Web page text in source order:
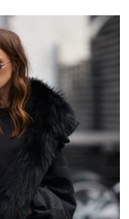
что придает пальто
куртки плотная и
мех енота, который
Шерсть длинная и
еще больше
на подкладке из
и тканью отлично
от ветра.
еще больше
Имеется глубокий
смотреться на
характер, состав и